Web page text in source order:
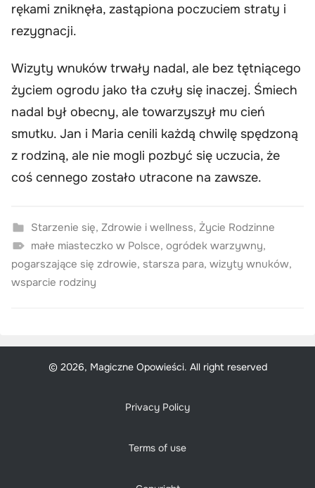
rękami zniknęła, zastąpiona poczuciem straty i
rezygnacji.
Wizyty wnuków trwały nadal, ale bez tętniącego
życiem ogrodu jako tła czuły się inaczej. Śmiech
nadal był obecny, ale towarzyszył mu cień
smutku. Jan i Maria cenili każdą chwilę spędzoną
z rodziną, ale nie mogli pozbyć się uczucia, że
coś cennego zostało utracone na zawsze.
Starzenie się, Zdrowie i wellness, Życie Rodzinne
małe miasteczko w Polsce, ogródek warzywny,
pogarszające się zdrowie, starsza para, wizyty wnuków,
wsparcie rodziny
© 2026, Magiczne Opowieści. All right reserved
Privacy Policy
Terms of use